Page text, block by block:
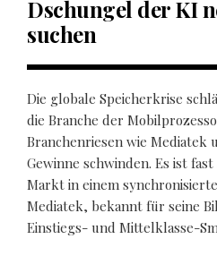
Dschungel der KI
suchen
Die globale Speicherkrise
die Branche der
Branchenriesen wie Mediatek
Gewinne schwinden. Es ist
Markt in einem
Mediatek, bekannt für seine
Einstiegs- und Mittelklasse-